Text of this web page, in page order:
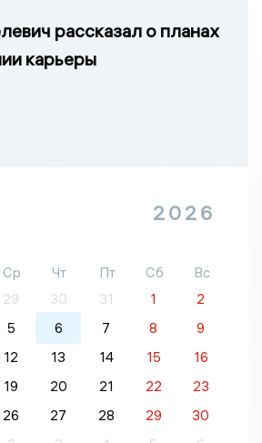
рассказал о планах
карьеры
2026
Ср Чт Пт Сб
Вс
29 30 31 1
2
5 6 7 8
9
12 13 14 15
16
19 20 21 22
23
26 27 28 29
30